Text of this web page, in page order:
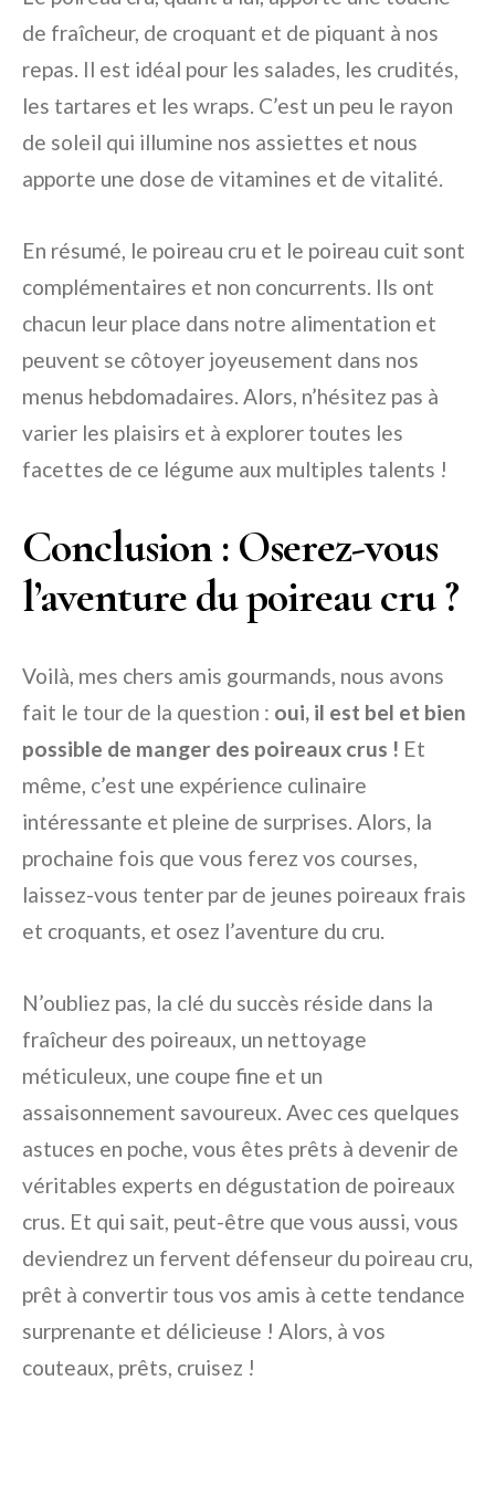
de fraîcheur, de croquant et de piquant à nos
repas. Il est idéal pour les salades, les crudités,
les tartares et les wraps. C’est un peu le rayon
de soleil qui illumine nos assiettes et nous
apporte une dose de vitamines et de vitalité.
En résumé, le poireau cru et le poireau cuit sont
complémentaires et non concurrents. Ils ont
chacun leur place dans notre alimentation et
peuvent se côtoyer joyeusement dans nos
menus hebdomadaires. Alors, n’hésitez pas à
varier les plaisirs et à explorer toutes les
facettes de ce légume aux multiples talents !
Conclusion : Oserez-vous
l’aventure du poireau cru ?
Voilà, mes chers amis gourmands, nous avons
fait le tour de la question : oui, il est bel et bien
possible de manger des poireaux crus ! Et
même, c’est une expérience culinaire
intéressante et pleine de surprises. Alors, la
prochaine fois que vous ferez vos courses,
laissez-vous tenter par de jeunes poireaux frais
et croquants, et osez l’aventure du cru.
N’oubliez pas, la clé du succès réside dans la
fraîcheur des poireaux, un nettoyage
méticuleux, une coupe fine et un
assaisonnement savoureux. Avec ces quelques
astuces en poche, vous êtes prêts à devenir de
véritables experts en dégustation de poireaux
crus. Et qui sait, peut-être que vous aussi, vous
deviendrez un fervent défenseur du poireau cru,
prêt à convertir tous vos amis à cette tendance
surprenante et délicieuse ! Alors, à vos
couteaux, prêts, cruisez !